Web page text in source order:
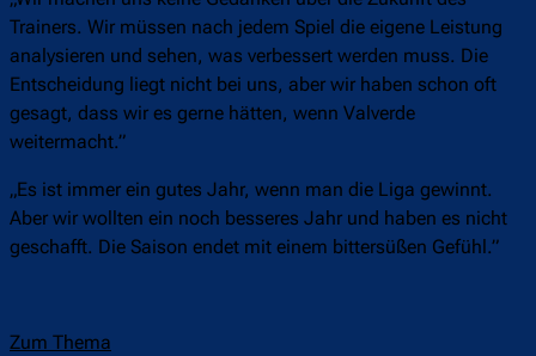
Trainers. Wir müssen nach jedem Spiel die eigene Leistung
analysieren und sehen, was verbessert werden muss. Die
Entscheidung liegt nicht bei uns, aber wir haben schon oft
gesagt, dass wir es gerne hätten, wenn Valverde
weitermacht.”
„Es ist immer ein gutes Jahr, wenn man die Liga gewinnt.
Aber wir wollten ein noch besseres Jahr und haben es nicht
geschafft. Die Saison endet mit einem bittersüßen Gefühl.”
Zum Thema